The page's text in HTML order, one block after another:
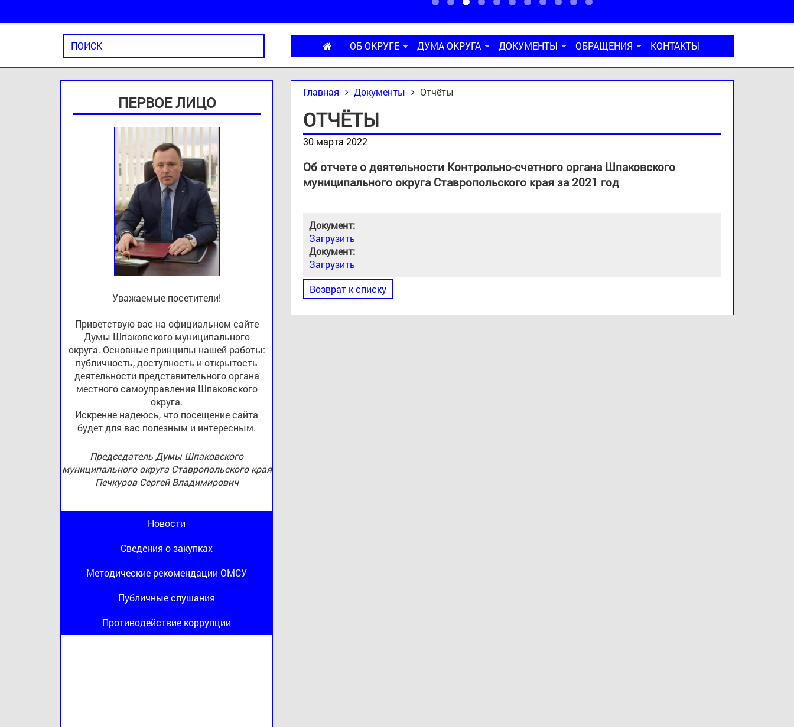
ОБ ОКРУГЕ ДУМА ОКРУГА ДОКУМЕНТЫ ОБРАЩЕНИЯ КОНТАКТЫ
ПЕРВОЕ ЛИЦО
Уважаемые посетители!
Приветствую вас на официальном сайте
Думы Шпаковского муниципального
округа. Основные принципы нашей работы:
публичность, доступность и открытость
деятельности представительного органа
местного самоуправления Шпаковского
округа.
Искренне надеюсь, что посещение сайта
будет для вас полезным и интересным.
Председатель Думы Шпаковского
муниципального округа Ставропольского края
Печкуров Сергей Владимирович
Новости
Сведения о закупках
Методические рекомендации ОМСУ
Публичные слушания
Противодействие коррупции
Главная Документы Отчёты
ОТЧЁТЫ
30 марта 2022
Об отчете о деятельности Контрольно-счетного органа Шпаковского
муниципального округа Ставропольского края за 2021 год
Документ:
Загрузить
Документ:
Загрузить
Возврат к списку